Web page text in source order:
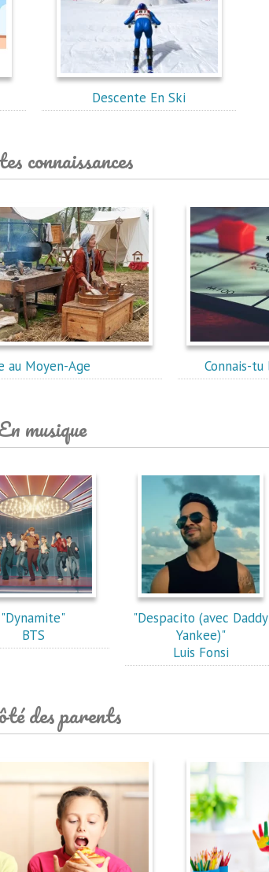
Descente En Ski
connaissances
au Moyen-Age Connais-
musique
"Dynamite"
BTS
"Despacito (avec Daddy
Yankee)"
Luis Fonsi
des parents